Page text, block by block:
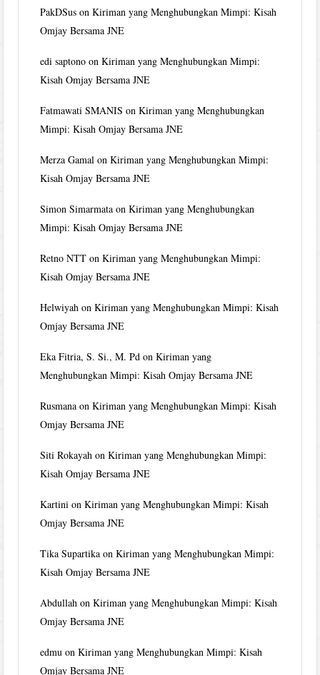
PakDSus onKiriman yang Menghubungkan Mimpi: Kisah
Omjay Bersama JNE
edi saptono onKiriman yang Menghubungkan Mimpi:
Kisah Omjay Bersama JNE
Fatmawati SMANIS onKiriman yang Menghubungkan
Mimpi: Kisah Omjay Bersama JNE
Merza Gamal onKiriman yang Menghubungkan Mimpi:
Kisah Omjay Bersama JNE
Simon Simarmata onKiriman yang Menghubungkan
Mimpi: Kisah Omjay Bersama JNE
Retno NTT onKiriman yang Menghubungkan Mimpi:
Kisah Omjay Bersama JNE
Helwiyah onKiriman yang Menghubungkan Mimpi: Kisah
Omjay Bersama JNE
Eka Fitria, S. Si., M. Pd onKiriman yang
Menghubungkan Mimpi: Kisah Omjay Bersama JNE
Rusmana onKiriman yang Menghubungkan Mimpi: Kisah
Omjay Bersama JNE
Siti Rokayah onKiriman yang Menghubungkan Mimpi:
Kisah Omjay Bersama JNE
Kartini onKiriman yang Menghubungkan Mimpi: Kisah
Omjay Bersama JNE
Tika Supartika onKiriman yang Menghubungkan Mimpi:
Kisah Omjay Bersama JNE
Abdullah onKiriman yang Menghubungkan Mimpi: Kisah
Omjay Bersama JNE
edmu onKiriman yang Menghubungkan Mimpi: Kisah
Omjay Bersama JNE